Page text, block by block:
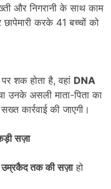
और निगरानी के साथ काम
करके 41 बच्चों को
शक होता है, वहां DNA
उनके असली माता-पिता का
कार्रवाई की जाएगी।
सज़ा
तक की सज़ाहो